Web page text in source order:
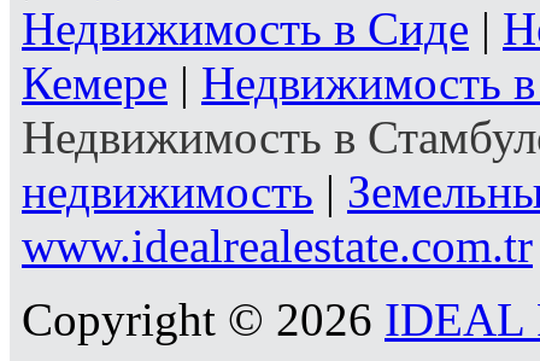
Недвижимость в Сиде |
Кемере | Недвижимость
Недвижимость в
недвижимость |
www.idealrealestate.com.tr
Copyright © 2026 IDEAL